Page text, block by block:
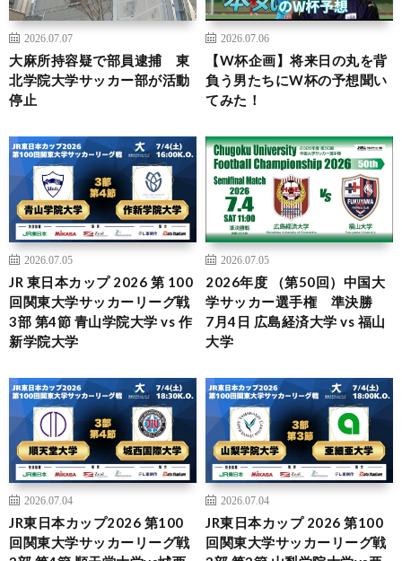
2026.07.07
大麻所持容疑で部員逮捕 東
北学院大学サッカー部が活動
停止
2026.07.06
【W杯企画】将来日の丸を背
負う男たちにW杯の予想聞い
てみた！
2026.07.05
JR 東日本カップ 2026 第 100
回関東大学サッカーリーグ戦
3部 第4節 青山学院大学 vs 作
新学院大学
2026.07.05
2026年度 （第50回）中国大
学サッカー選手権 準決勝
7月4日 広島経済大学 vs 福山
大学
2026.07.04
JR東日本カップ2026 第100
回関東大学サッカーリーグ戦
2026.07.04
JR東日本カップ 2026 第100
回関東大学サッカーリーグ戦